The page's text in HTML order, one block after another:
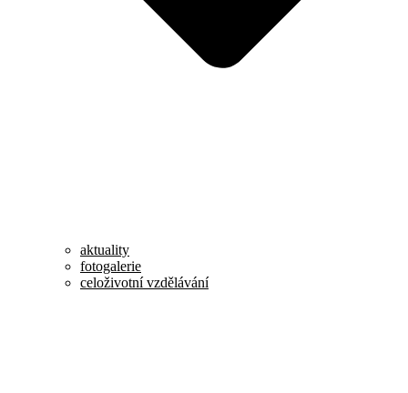
aktuality
fotogalerie
celoživotní vzdělávání